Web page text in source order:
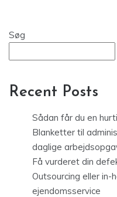
Søg
Recent Posts
Sådan får du en
Blanketter til
daglige
Få vurderet din
Outsourcing eller in-
ejendomsservice